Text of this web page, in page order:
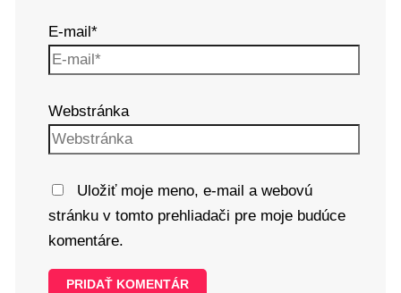
E-mail*
Webstránka
Uložiť moje meno, e-mail a webovú
stránku v tomto prehliadači pre moje budúce
komentáre.